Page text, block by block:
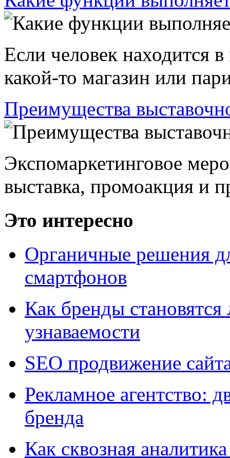
Если человек находится
какой-то магазин или
Преимущества
Экспомаркетинговое
выставка, промоакция и
Это интересно
Органичные решения
смартфонов
Как бренды
узнаваемости
SEO продвижение
Рекламное агентство:
бренда
Как сквозная